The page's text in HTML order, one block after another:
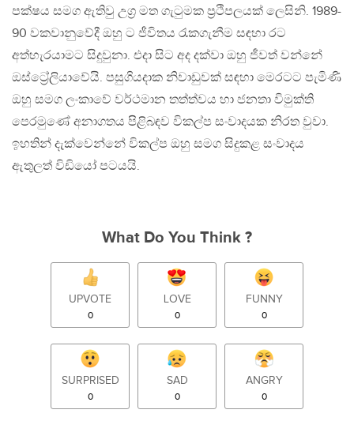
පක්ෂය සමග ඇතිවු උග්‍ර මත ගැටුමක ප්‍රථිපලයක් ලෙසිනි. 1989-
90 වකවානුවේදී ඔහු ට ජීවිතය රැකගැනීම සඳහා රට
අත්හැරයාමට සිදුවුනා. එදා සිට අද දක්වා ඔහු ජීවත් වන්නේ
ඔස්ට්‍රේලියාවේයි. පසුගියදාක නිවාඩුවක් සඳහා මෙරටට පැමිණි
ඔහු සමග ලංකාවේ වර්ථමාන තත්ත්වය හා ජනතා විමුක්ති
පෙරමුණේ අනාගතය පිළිබඳව විකල්ප සංවාදයක නිරත වුවා.
ඉහතින් දැක්වෙන්නේ විකල්ප ඔහු සමග සිදුකළ සංවාදය
ඇතුලත් විඩියෝ පටයයි.
What Do You Think ?
UPVOTE
0
LOVE
0
FUNNY
0
SURPRISED
0
SAD
0
ANGRY
0